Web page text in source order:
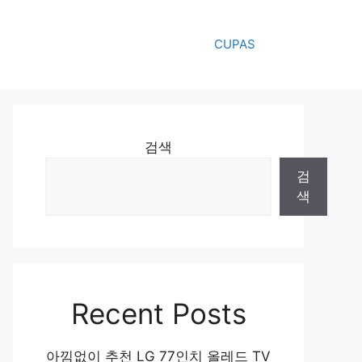
CUPAS
검색
검
색
Recent Posts
아낌없이 추천 LG 77인치 올레드 TV